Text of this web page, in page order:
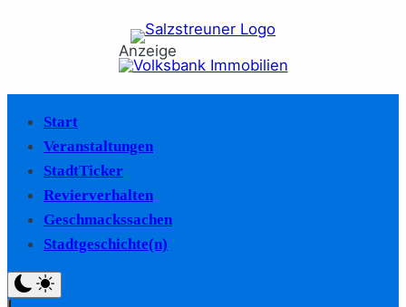
Anzeige
Start
Veranstaltungen
StadtTicker
Revierverhalten
Geschmackssachen
Stadtgeschichte(n)